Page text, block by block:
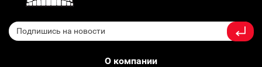
О компании